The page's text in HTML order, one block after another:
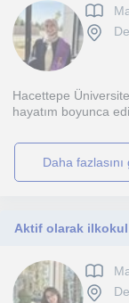
Hacettepe
hayatım boyunca
daha